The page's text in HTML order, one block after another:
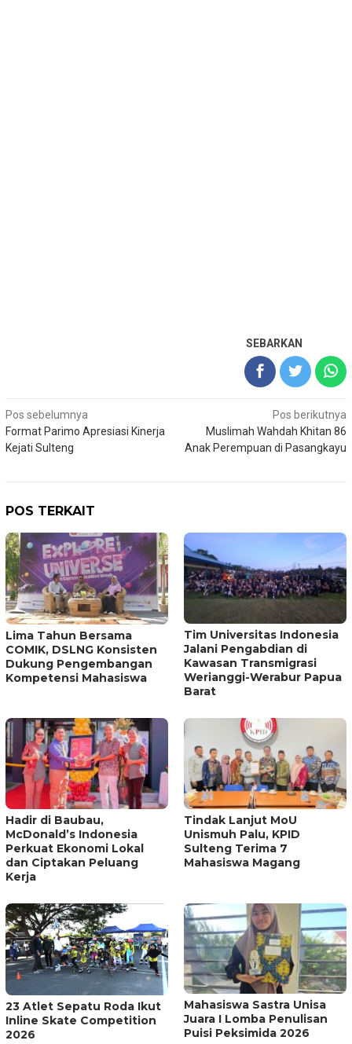
SEBARKAN
Navigasi
pos
Pos sebelumnya
Format Parimo Apresiasi Kinerja
Kejati Sulteng
Pos berikutnya
Muslimah Wahdah Khitan 86
Anak Perempuan di Pasangkayu
POS TERKAIT
Lima Tahun Bersama
COMIK, DSLNG Konsisten
Dukung Pengembangan
Kompetensi Mahasiswa
Tim Universitas Indonesia
Jalani Pengabdian di
Kawasan Transmigrasi
Werianggi-Werabur Papua
Barat
Hadir di Baubau,
McDonald’s Indonesia
Perkuat Ekonomi Lokal
dan Ciptakan Peluang
Kerja
Tindak Lanjut MoU
Unismuh Palu, KPID
Sulteng Terima 7
Mahasiswa Magang
23 Atlet Sepatu Roda Ikut
Inline Skate Competition
2026
Mahasiswa Sastra Unisa
Juara I Lomba Penulisan
Puisi Peksimida 2026